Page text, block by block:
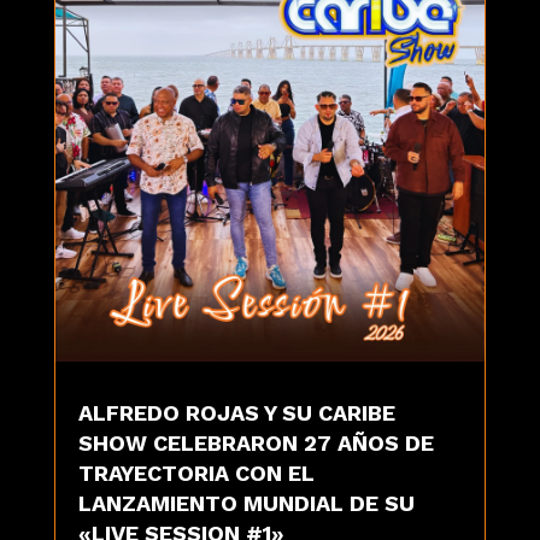
ALFREDO ROJAS Y SU CARIBE
SHOW CELEBRARON 27 AÑOS DE
TRAYECTORIA CON EL
LANZAMIENTO MUNDIAL DE SU
«LIVE SESSION #1»